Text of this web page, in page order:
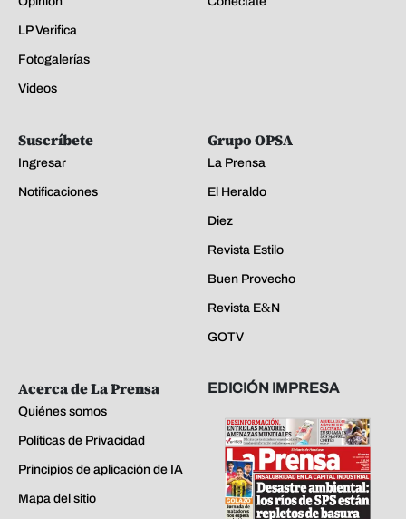
LP Verifica
Fotogalerías
Videos
Suscríbete
Ingresar
Notificaciones
Grupo OPSA
La Prensa
El Heraldo
Diez
Revista Estilo
Buen Provecho
Revista E&N
GOTV
Acerca de La Prensa
Quiénes somos
Políticas de Privacidad
Principios de aplicación de IA
Mapa del sitio
EDICIÓN IMPRESA